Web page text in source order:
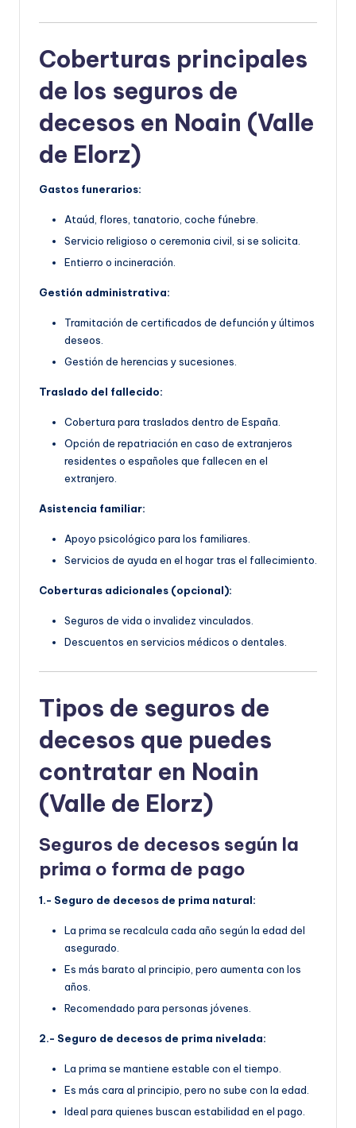
Coberturas principales
de los seguros de
decesos en Noain (Valle
de Elorz)
Gastos funerarios:
Ataúd, flores, tanatorio, coche fúnebre.
Servicio religioso o ceremonia civil, si se solicita.
Entierro o incineración.
Gestión administrativa:
Tramitación de certificados de defunción y últimos
deseos.
Gestión de herencias y sucesiones.
Traslado del fallecido:
Cobertura para traslados dentro de España.
Opción de repatriación en caso de extranjeros
residentes o españoles que fallecen en el
extranjero.
Asistencia familiar:
Apoyo psicológico para los familiares.
Servicios de ayuda en el hogar tras el fallecimiento.
Coberturas adicionales (opcional):
Seguros de vida o invalidez vinculados.
Descuentos en servicios médicos o dentales.
Tipos de seguros de
decesos que puedes
contratar en Noain
(Valle de Elorz)
Seguros de decesos según la
prima o forma de pago
1.- Seguro de decesos de prima natural:
La prima se recalcula cada año según la edad del
asegurado.
Es más barato al principio, pero aumenta con los
años.
Recomendado para personas jóvenes.
2.- Seguro de decesos de prima nivelada:
La prima se mantiene estable con el tiempo.
Es más cara al principio, pero no sube con la edad.
Ideal para quienes buscan estabilidad en el pago.